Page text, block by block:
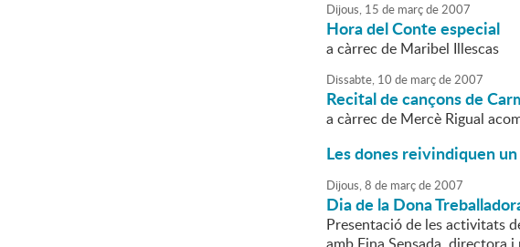
Dijous, 15 de marçde2007
Hora del Conte especial
a càrrec de Maribel Illescas
Dissabte, 10 de marçde2007
Recital de cançons de
a càrrec de Mercè Rigual
Les dones reivindiquen
Dijous,8 de marçde2007
Dia de la Dona
Presentació de les activitats